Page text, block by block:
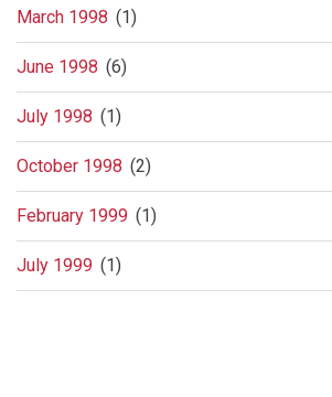
March 1998 (1)
June 1998 (6)
July 1998 (1)
October 1998 (2)
February 1999 (1)
July 1999 (1)